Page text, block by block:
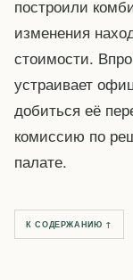
построили
изменения
стоимости.
устраивает
добиться её
комиссию по
палате.
К СОДЕРЖАНИЮ ↑